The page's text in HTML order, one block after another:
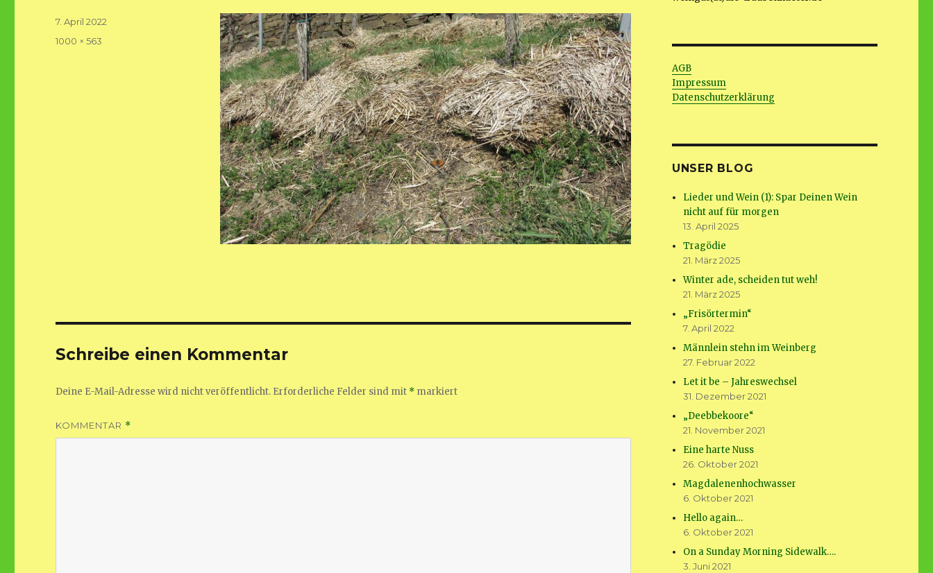
Veröffentlicht
7. April 2022
Volle
1000 × 563
Schreibe einen Kommentar
Deine E-Mail-Adresse wird nicht veröffentlicht. Erforderliche Felder sind mit * markiert
KOMMENTAR *
AGB
Impressum
Datenschutzerklärung
UNSER BLOG
Lieder und Wein (1): Spar Deinen Wein
nicht auf für morgen
13. April 2025
Tragödie
21. März 2025
Winter ade, scheiden tut weh!
21. März 2025
„Frisörtermin“
7. April 2022
Männlein stehn im Weinberg
27. Februar 2022
Let it be – Jahreswechsel
31. Dezember 2021
„Deebbekoore“
21. November 2021
Eine harte Nuss
26. Oktober 2021
Magdalenenhochwasser
6. Oktober 2021
Hello again…
6. Oktober 2021
On a Sunday Morning Sidewalk….
3. Juni 2021